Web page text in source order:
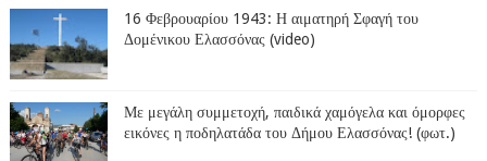
16 Φεβρουαρίου 1943: Η αιματηρή Σφαγή του
Δομένικου Ελασσόνας (video)
Με μεγάλη συμμετοχή, παιδικά χαμόγελα και όμορφες
εικόνες η ποδηλατάδα του Δήμου Ελασσόνας! (φωτ.)